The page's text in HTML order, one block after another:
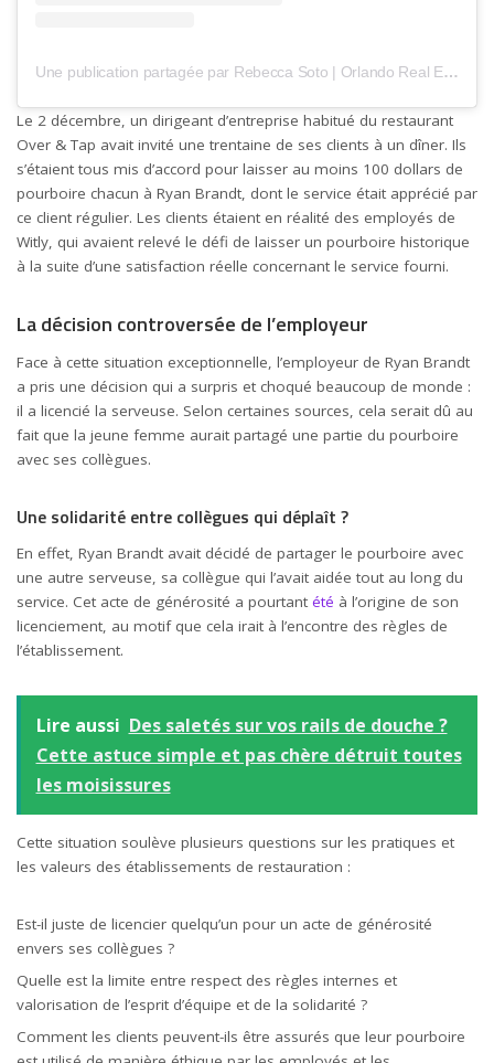
Une publication partagée par Rebecca Soto | Orlando Real Estate (@rebeccasoto_legacy)
Le 2 décembre, un dirigeant d’entreprise habitué du restaurant
Over & Tap avait invité une trentaine de ses clients à un dîner. Ils
s’étaient tous mis d’accord pour laisser au moins 100 dollars de
pourboire chacun à Ryan Brandt, dont le service était apprécié par
ce client régulier. Les clients étaient en réalité des employés de
Witly, qui avaient relevé le défi de laisser un pourboire historique
à la suite d’une satisfaction réelle concernant le service fourni.
La décision controversée de l’employeur
Face à cette situation exceptionnelle, l’employeur de Ryan Brandt
a pris une décision qui a surpris et choqué beaucoup de monde :
il a licencié la serveuse. Selon certaines sources, cela serait dû au
fait que la jeune femme aurait partagé une partie du pourboire
avec ses collègues.
Une solidarité entre collègues qui déplaît ?
En effet, Ryan Brandt avait décidé de partager le pourboire avec
une autre serveuse, sa collègue qui l’avait aidée tout au long du
service. Cet acte de générosité a pourtant été à l’origine de son
licenciement, au motif que cela irait à l’encontre des règles de
l’établissement.
Lire aussi Des saletés sur vos rails de douche ?
Cette astuce simple et pas chère détruit toutes
les moisissures
Cette situation soulève plusieurs questions sur les pratiques et
les valeurs des établissements de restauration :
Est-il juste de licencier quelqu’un pour un acte de générosité
envers ses collègues ?
Quelle est la limite entre respect des règles internes et
valorisation de l’esprit d’équipe et de la solidarité ?
Comment les clients peuvent-ils être assurés que leur pourboire